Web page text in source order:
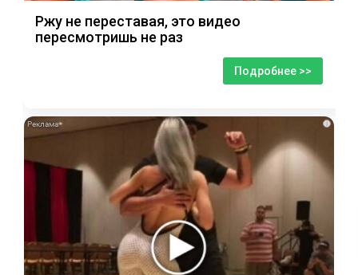
Ржу не переставая, это видео
пересмотришь не раз
Подробнее >>
i